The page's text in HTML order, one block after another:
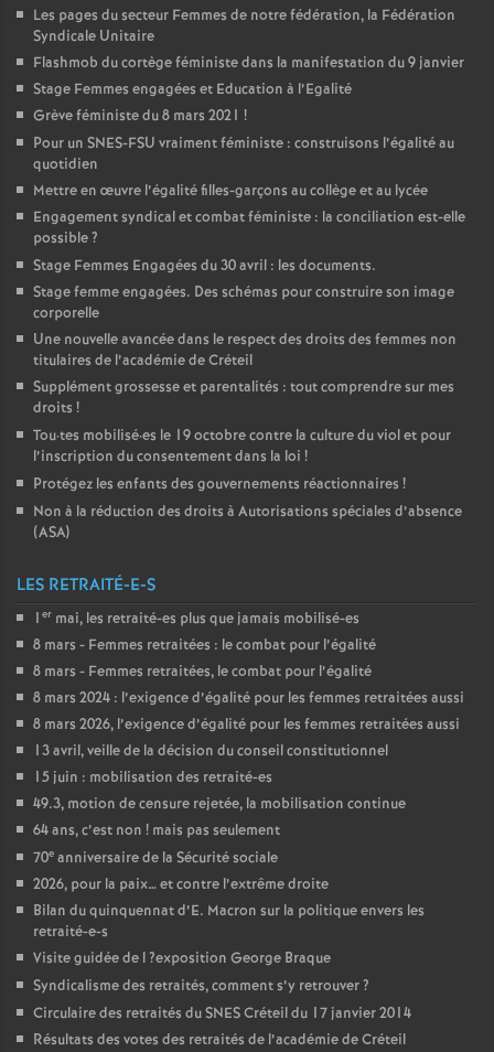
Les pages du secteur Femmes de notre fédération, la Fédération
Syndicale Unitaire
Flashmob du cortège féministe dans la manifestation du 9 janvier
Stage Femmes engagées et Education à l’Egalité
Grève féministe du 8 mars 2021 !
Pour un SNES-FSU vraiment féministe : construisons l’égalité au
quotidien
Mettre en œuvre l’égalité filles-garçons au collège et au lycée
Engagement syndical et combat féministe : la conciliation est-elle
possible?
Stage Femmes Engagées du 30 avril : les documents.
Stage femme engagées. Des schémas pour construire son image
corporelle
Une nouvelle avancée dans le respect des droits des femmes non
titulaires de l’académie de Créteil
Supplément grossesse et parentalités : tout comprendre sur mes
droits !
Tou·tes mobilisé·es le 19 octobre contre la culture du viol et pour
l’inscription du consentement dans la loi !
Protégez les enfants des gouvernements réactionnaires !
Non à la réduction des droits à Autorisations spéciales d’absence
(ASA)
LES RETRAITÉ-E-S
1 er mai, les retraité-es plus que jamais mobilisé-es
8 mars - Femmes retraitées : le combat pour l’égalité
8 mars - Femmes retraitées, le combat pour l’égalité
8 mars 2024 : l’exigence d’égalité pour les femmes retraitées aussi
8 mars 2026, l’exigence d’égalité pour les femmes retraitées aussi
13 avril, veille de la décision du conseil constitutionnel
15 juin : mobilisation des retraité-es
49.3, motion de censure rejetée, la mobilisation continue
64 ans, c’est non ! mais pas seulement
70e anniversaire de la Sécurité sociale
2026, pour la paix… et contre l’extrême droite
Bilan du quinquennat d’E. Macron sur la politique envers les
retraité-e-s
Visite guidée de l?exposition George Braque
Syndicalisme des retraités, comment s’y retrouver?
Circulaire des retraités duSNESCréteil du 17 janvier 2014
Résultats des votes des retraités de l’académie de Créteil